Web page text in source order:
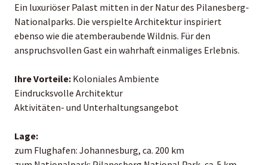
Ein luxuriöser Palast mitten in der Natur des Pilanesberg-
Nationalparks. Die verspielte Architektur inspiriert
ebenso wie die atemberaubende Wildnis. Für den
anspruchsvollen Gast ein wahrhaft einmaliges Erlebnis.
Ihre Vorteile: Koloniales Ambiente
Eindrucksvolle Architektur
Aktivitäten- und Unterhaltungsangebot
Lage:
zum Flughafen: Johannesburg, ca. 200 km